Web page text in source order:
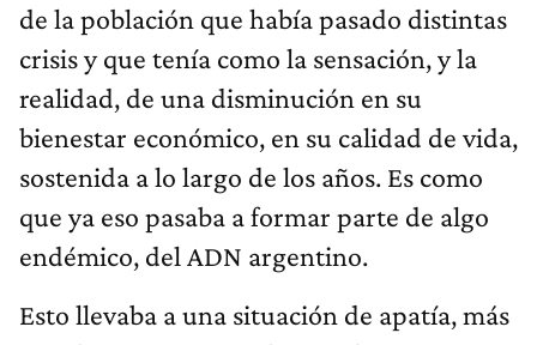
de la población que había pasado distintas
crisis y que tenía como la sensación, y la
realidad, de una disminución en su
bienestar económico, en su calidad de vida,
sostenida a lo largo de los años. Es como
que ya eso pasaba a formar parte de algo
endémico, del ADN argentino.
Esto llevaba a una situación de apatía, más